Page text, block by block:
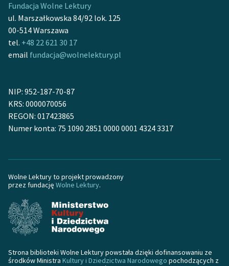
skandynawskiej literatury
feministycznej
Ręce pełne poezji
do domeny publicznej,
lektur szkolnych oraz
Starego Testamentu
Odkurzamy bohaterów
O nas
Kontakt
O projekcie
Zespół
Fundacja Wolne Lektury
ul. Marszałkowska 84/92 lok. 125
00-514 Warszawa
tel. +48 22 621 30 17
email fundacja@wolnelektury.pl
NIP: 952-187-70-87
KRS: 0000070056
REGON: 017423865
Numer konta: 75 1090 2851 0000 0001 4324 3317
Wolne Lektury to projekt prowadzony
przez fundację Wolne Lektury.
Strona biblioteki Wolne Lektury powstała dzięki dofinansowaniu ze
środków Ministra Kultury i Dziedzictwa Narodowego pochodzących z